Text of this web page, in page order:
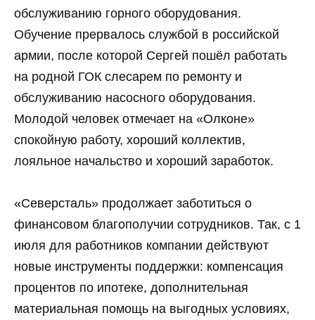
обслуживанию горного оборудования.
Обучение прервалось службой в российской
армии, после которой Сергей пошёл работать
на родной ГОК слесарем по ремонту и
обслуживанию насосного оборудования.
Молодой человек отмечает на «Олконе»
спокойную работу, хороший коллектив,
лояльное начальство и хороший заработок.
«Северсталь» продолжает заботиться о
финансовом благополучии сотрудников. Так, с 1
июля для работников компании действуют
новые инструменты поддержки: компенсация
процентов по ипотеке, дополнительная
материальная помощь на выгодных условиях,